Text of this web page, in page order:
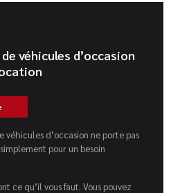
véhicules d’occasion
véhicules d’occasion ne porte pas
pour un besoin
ce qu’il vous faut. Vous pouvez